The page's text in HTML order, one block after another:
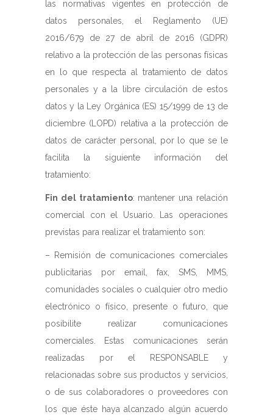
las normativas vigentes en protección de
datos personales, el Reglamento (UE)
2016/679 de 27 de abril de 2016 (GDPR)
relativo a la protección de las personas físicas
en lo que respecta al tratamiento de datos
personales y a la libre circulación de estos
datos y la Ley Orgánica (ES) 15/1999 de 13 de
diciembre (LOPD) relativa a la protección de
datos de carácter personal, por lo que se le
facilita la siguiente información del
tratamiento:
Fin del tratamiento: mantener una relación
comercial con el Usuario. Las operaciones
previstas para realizar el tratamiento son:
– Remisión de comunicaciones comerciales
publicitarias por email, fax, SMS, MMS,
comunidades sociales o cualquier otro medio
electrónico o físico, presente o futuro, que
posibilite realizar comunicaciones
comerciales. Estas comunicaciones serán
realizadas por el RESPONSABLE y
relacionadas sobre sus productos y servicios,
o de sus colaboradores o proveedores con
los que éste haya alcanzado algún acuerdo